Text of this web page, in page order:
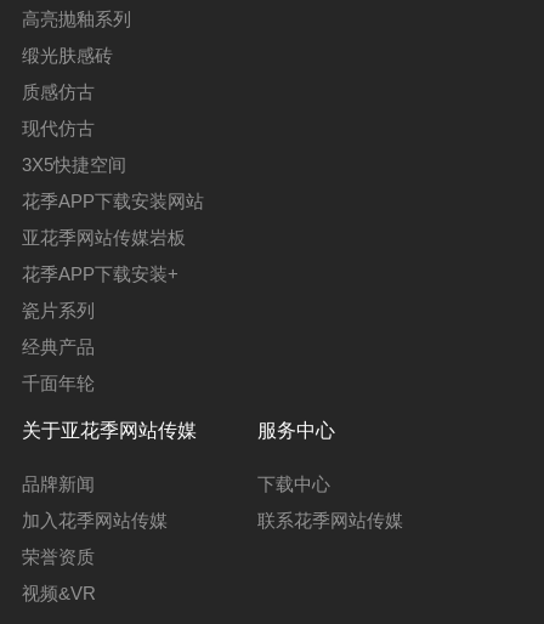
高亮抛釉系列
缎光肤感砖
质感仿古
现代仿古
3X5快捷空间
花季APP下载安装网站
亚花季网站传媒岩板
花季APP下载安装+
瓷片系列
经典产品
千面年轮
关于亚花季网站传媒
品牌新闻
加入花季网站传媒
荣誉资质
视频&VR
服务中心
下载中心
联系花季网站传媒